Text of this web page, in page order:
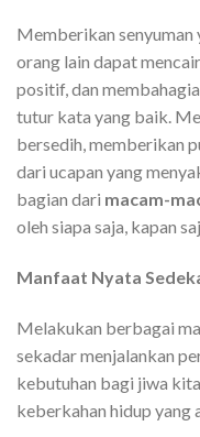
Memberikan senyuman
orang lain dapat
positif, dan
tutur kata yang baik.
bersedih, memberikan
dari ucapan yang
bagian dari macam-
oleh siapa saja, kapan
Manfaat Nyata
Melakukan berbagai
sekadar menjalankan
kebutuhan bagi jiwa
keberkahan hidup yang